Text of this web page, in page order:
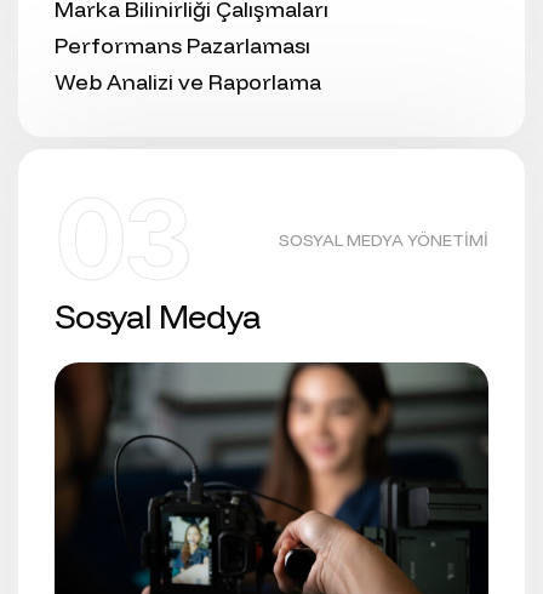
Marka Bilinirliği Çalışmaları
Performans Pazarlaması
Web Analizi ve Raporlama
03 SOSYAL MEDYA YÖNETIMI
Sosyal Medya